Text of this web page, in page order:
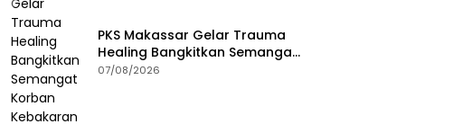
PKS Makassar Gelar Trauma
Healing Bangkitkan Semangat
Korban Kebakaran Tallo
07/08/2026